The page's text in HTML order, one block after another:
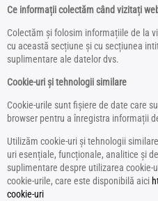
Ce informații colectăm când vizitați
Colectăm și folosim informațiile de la
cu această secțiune și cu secțiunea
suplimentare ale datelor dvs.
Cookie-uri și tehnologii similare
Cookie-urile sunt fișiere de date care
browser pentru a înregistra informații
Utilizăm cookie-uri și tehnologii
uri esențiale, funcționale, analitice și
suplimentare despre utilizarea
cookie-urile, care este disponibilă aici
cookie-uri